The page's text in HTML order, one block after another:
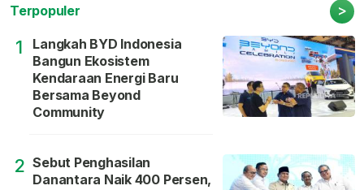
Terpopuler >
1
Langkah BYD Indonesia
Bangun Ekosistem
Kendaraan Energi Baru
Bersama Beyond
Community
2 Sebut Penghasilan
Danantara Naik 400 Persen,